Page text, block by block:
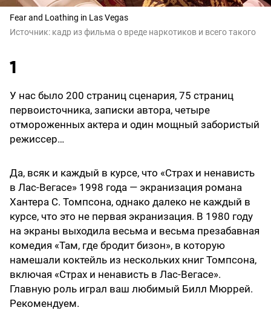
Fear and Loathing in Las Vegas
Источник: кадр из фильма о вреде наркотиков и всего такого
1
У нас было 200 страниц сценария, 75 страниц
первоисточника, записки автора, четыре
отмороженных актера и один мощный забористый
режиссер…
Да, всяк и каждый в курсе, что «Страх и ненависть
в Лас-Вегасе» 1998 года — экранизация романа
Хантера С. Томпсона, однако далеко не каждый в
курсе, что это не первая экранизация. В 1980 году
на экраны выходила весьма и весьма презабавная
комедия «Там, где бродит бизон», в которую
намешали коктейль из нескольких книг Томпсона,
включая «Страх и ненависть в Лас-Вегасе».
Главную роль играл ваш любимый Билл Мюррей.
Рекомендуем.